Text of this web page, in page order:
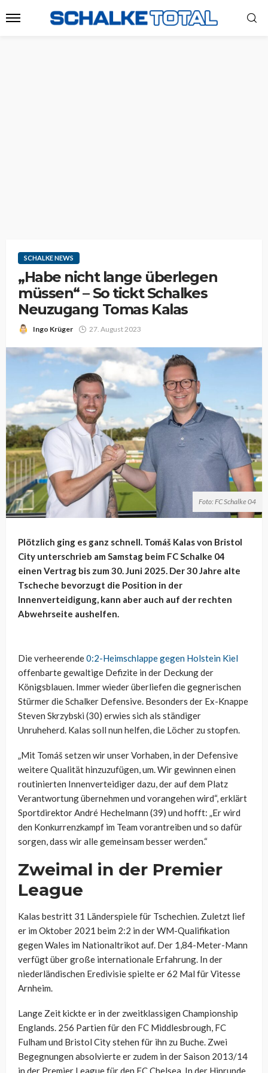
SCHALKE NEWS
„Habe nicht lange überlegen
müssen“ – So tickt Schalkes
Neuzugang Tomas Kalas
Ingo Krüger 27. August 2023
Foto: FC Schalke 04
Plötzlich ging es ganz schnell. Tomáš Kalas von Bristol
City unterschrieb am Samstag beim FC Schalke 04
einen Vertrag bis zum 30. Juni 2025. Der 30 Jahre alte
Tscheche bevorzugt die Position in der
Innenverteidigung, kann aber auch auf der rechten
Abwehrseite aushelfen.
Die verheerende0:2-Heimschlappe gegen Holstein Kiel
offenbarte gewaltige Defizite in der Deckung der
Königsblauen. Immer wieder überliefen die gegnerischen
Stürmer die Schalker Defensive. Besonders der Ex-Knappe
Steven Skrzybski (30) erwies sich als ständiger
Unruheherd. Kalas soll nun helfen, die Löcher zu stopfen.
„Mit Tomáš setzen wir unser Vorhaben, in der Defensive
weitere Qualität hinzuzufügen, um. Wir gewinnen einen
routinierten Innenverteidiger dazu, der auf dem Platz
Verantwortung übernehmen und vorangehen wird“, erklärt
Sportdirektor André Hechelmann (39) und hofft: „Er wird
den Konkurrenzkampf im Team vorantreiben und so dafür
sorgen, dass wir alle gemeinsam besser werden.“
Zweimal in der Premier
League
Kalas bestritt 31 Länderspiele für Tschechien. Zuletzt lief
er im Oktober 2021 beim 2:2 in der WM-Qualifikation
gegen Wales im Nationaltrikot auf. Der 1,84-Meter-Mann
verfügt über große internationale Erfahrung. In der
niederländischen Eredivisie spielte er 62 Mal für Vitesse
Arnheim.
Lange Zeit kickte er in der zweitklassigen Championship
Englands. 256 Partien für den FC Middlesbrough, FC
Fulham und Bristol City stehen für ihn zu Buche. Zwei
Begegnungen absolvierte er zudem in der Saison 2013/14
in der Premier League für den FC Chelsea. In der Hinrunde